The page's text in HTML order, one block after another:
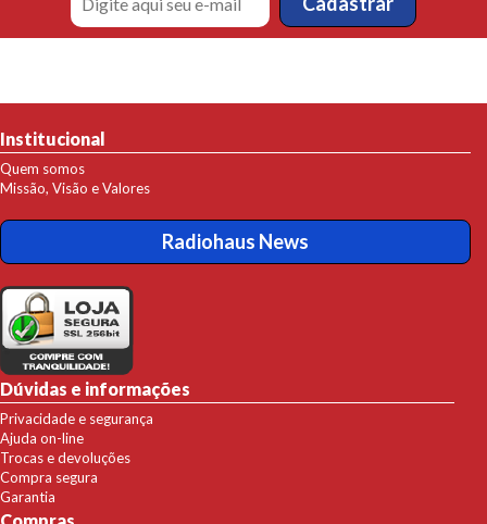
Institucional
Quem somos
Missão, Visão e Valores
Radiohaus News
Dúvidas e informações
Privacidade e segurança
Ajuda on-line
Trocas e devoluções
Compra segura
Garantia
Compras